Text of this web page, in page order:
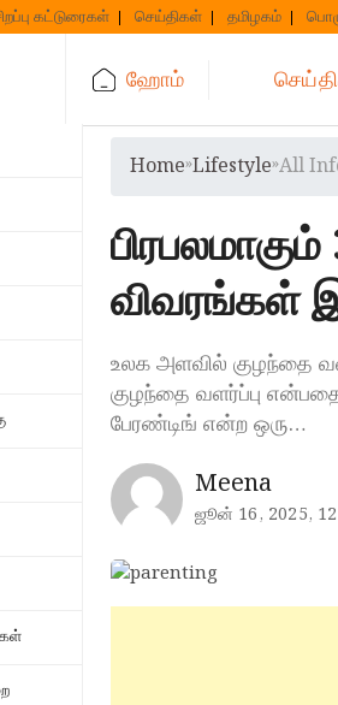
கட்டுரைகள் செய்திகள் தமிழகம்
ஹோம்
Home»Lifestyle»All
விவரங்கள்
உலக அளவில் குழந்தை
குழந்தை வளர்ப்பு
பேரண்டிங் என்ற ஒரு…
Meena
ஜூன் 16, 2025,